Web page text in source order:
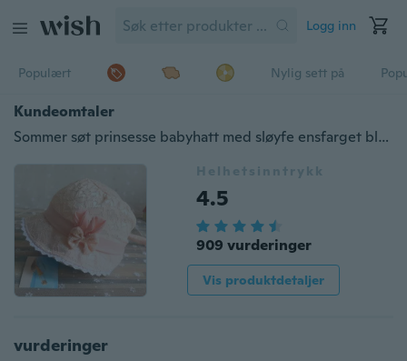
Logg inn
Populært Nylig sett på
Kundeomtaler
Sommer søt prinsesse babyhatt med sløyfe ensfarget blonder hul babyjentehette for småbarn strandbøttehatter
Helhetsinntrykk
4.5
909 vurderinger
Vis produktdetaljer
vurderinger